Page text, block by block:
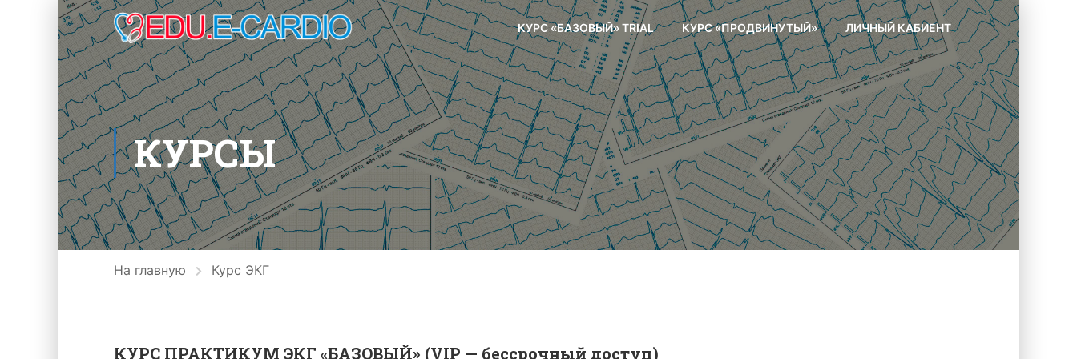
КУРС «БАЗОВЫЙ» TRIAL КУРС «ПРОДВИНУТЫЙ» ЛИЧНЫЙ КАБИЕНТ
КУРСЫ
На главную Курс ЭКГ
КУРС ПРАКТИКУМ ЭКГ «БАЗОВЫЙ» (VIP — бессрочный доступ)